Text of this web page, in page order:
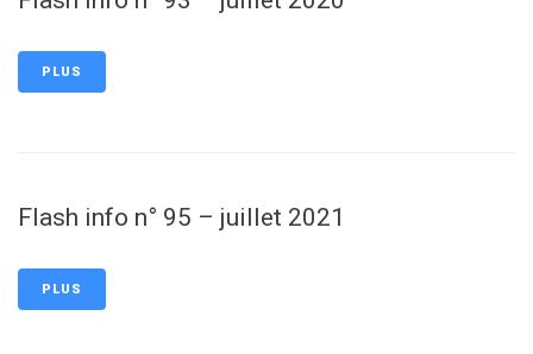
PLUS
Flash info n° 95 – juillet 2021
PLUS